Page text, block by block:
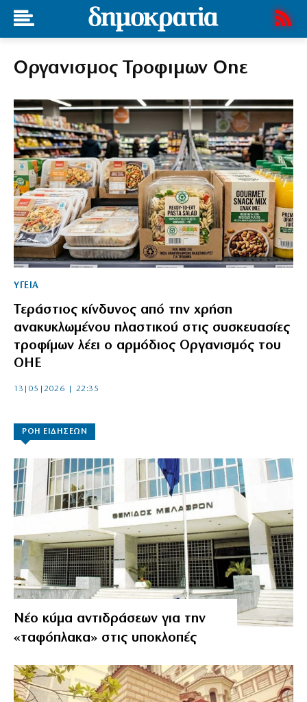
Οργανισμος Τροφιμων Οηε
ΥΓΕΙΑ
Τεράστιος κίνδυνος από την χρήση
ανακυκλωμένου πλαστικού στις συσκευασίες
τροφίμων λέει ο αρμόδιος Οργανισμός του
ΟΗΕ
13|05|2026 | 22:35
ΡΟΗ ΕΙΔΗΣΕΩΝ
Νέο κύμα αντιδράσεων για την
«ταφόπλακα» στις υποκλοπές